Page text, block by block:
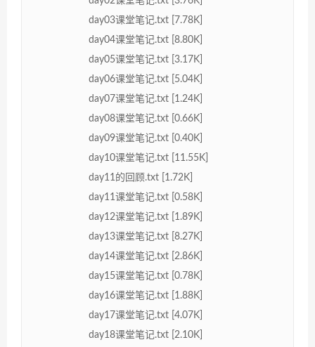
day03课堂笔记.txt [7.78K]
day04课堂笔记.txt [8.80K]
day05课堂笔记.txt [3.17K]
day06课堂笔记.txt [5.04K]
day07课堂笔记.txt [1.24K]
day08课堂笔记.txt [0.66K]
day09课堂笔记.txt [0.40K]
day10课堂笔记.txt [11.55K]
day11的回顾.txt [1.72K]
day11课堂笔记.txt [0.58K]
day12课堂笔记.txt [1.89K]
day13课堂笔记.txt [8.27K]
day14课堂笔记.txt [2.86K]
day15课堂笔记.txt [0.78K]
day16课堂笔记.txt [1.88K]
day17课堂笔记.txt [4.07K]
day18课堂笔记.txt [2.10K]